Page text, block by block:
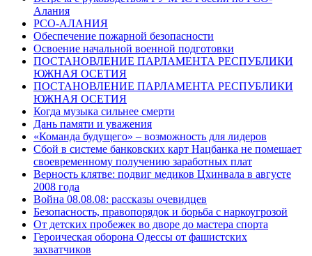
Алания
РСО-АЛАНИЯ
Обеспечение пожарной безопасности
Освоение начальной военной подготовки
ПОСТАНОВЛЕНИЕ ПАРЛАМЕНТА РЕСПУБЛИКИ
ЮЖНАЯ ОСЕТИЯ
ПОСТАНОВЛЕНИЕ ПАРЛАМЕНТА РЕСПУБЛИКИ
ЮЖНАЯ ОСЕТИЯ
Когда музыка сильнее смерти
Дань памяти и уважения
«Команда будущего» – возможность для лидеров
Сбой в системе банковских карт Нацбанка не помешает
своевременному получению заработных плат
Верность клятве: подвиг медиков Цхинвала в августе
2008 года
Война 08.08.08: рассказы очевидцев
Безопасность, правопорядок и борьба с наркоугрозой
От детских пробежек во дворе до мастера спорта
Героическая оборона Одессы от фашистских
захватчиков